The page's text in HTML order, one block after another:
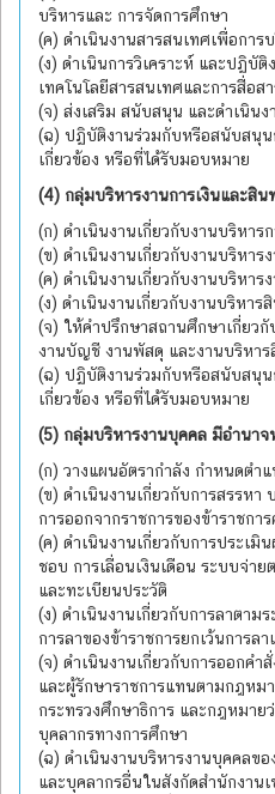
บริหารและ การจัดการศึกษา
(ค) ดำเนินงานสารสนเทศเพื่อการ
(ง) ดำเนินการวิเคราะห์ และปฏิบั
เทคโนโลยีสารสนเทศและการสื่อส
(จ) ส่งเสริม สนับสนุน และดำเนินง
(ฉ) ปฏิบัติงานร่วมกับหรือสนับสนุ
เกี่ยวข้อง หรือที่ได้รับมอบหมาย
(4) กลุ่มบริหารงานการเงินและสิ
(ก) ดำเนินงานเกี่ยวกับงานบริหารก
(ข) ดำเนินงานเกี่ยวกับงานบริหาร
(ค) ดำเนินงานเกี่ยวกับงานบริหาร
(ง) ดำเนินงานเกี่ยวกับงานบริหาร
(จ) ให้คำปรึกษาสถานศึกษาเกี่ยวกั
งานบัญชี งานพัสดุ และงานบริหา
(ฉ) ปฏิบัติงานร่วมกับหรือสนับสนุ
เกี่ยวข้อง หรือที่ได้รับมอบหมาย
(5) กลุ่มบริหารงานบุคคล มีอำนา
(ก) วางแผนอัตรากำลัง กำหนดตำ
(ข) ดำเนินงานเกี่ยวกับการสรรหา
การออกจากราชการของข้าราชกา
(ค) ดำเนินงานเกี่ยวกับการประเมิ
ชอบ การเลื่อนเงินเดือน ระบบจ่าย
และทะเบียนประวัติ
(ง) ดำเนินงานเกี่ยวกับการลาตาม
การลาของข้าราชการยกเว้นการล
(จ) ดำเนินงานเกี่ยวกับการออกคำ
และผู้รักษาราชการแทนตามกฎหม
กระทรวงศึกษาธิการ และกฎหมาย
บุคลากรทางการศึกษา
(ฉ) ดำเนินงานบริหารงานบุคคลข
และบุคลากรอื่นในสังกัดสำนักงาน